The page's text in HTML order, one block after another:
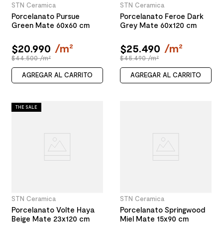
STN Ceramica
Porcelanato Pursue
Green Mate 60x60 cm
$20.990 /m²
$44.500 /m²
AGREGAR AL CARRITO
STN Ceramica
Porcelanato Feroe Dark
Grey Mate 60x120 cm
$25.490 /m²
$45.490 /m²
AGREGAR AL CARRITO
THE SALE
STN Ceramica
Porcelanato Volte Haya
Beige Mate 23x120 cm
STN Ceramica
Porcelanato Springwood
Miel Mate 15x90 cm